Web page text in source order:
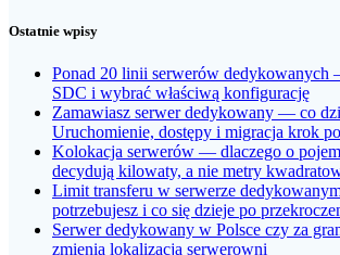
Ostatnie wpisy
Ponad 20 linii serwerów dedykowanych
SDC i wybrać właściwą konfigurację
Zamawiasz serwer dedykowany — co
Uruchomienie, dostępy i migracja krok
Kolokacja serwerów — dlaczego o
decydują kilowaty, a nie metry
Limit transferu w serwerze
potrzebujesz i co się dzieje po
Serwer dedykowany w Polsce czy za
zmienia lokalizacja serwerowni